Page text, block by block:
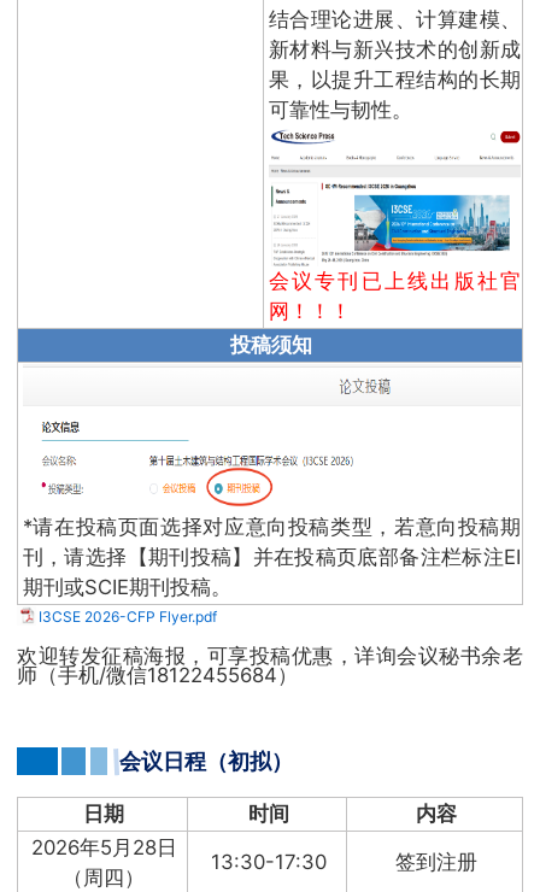
结合理论进展、计算建模、
新材料与新兴技术的创新成
果，以提升工程结构的长期
可靠性与韧性。
会议专刊已上线出版社官
网！！！
投稿须知
*请在投稿页面选择对应意向投稿类型，若意向投稿期
刊，请选择【期刊投稿】并在投稿页底部备注栏标注EI
期刊或SCIE期刊投稿。
I3CSE 2026-CFP Flyer.pdf
欢迎转发征稿海报，可享投稿优惠，详询会议秘书余老
师（手机/微信18122455684）
会议日程（初拟）
日期 时间
内容
2026年5月28日
（周四）
13:30-17:30 签到注册